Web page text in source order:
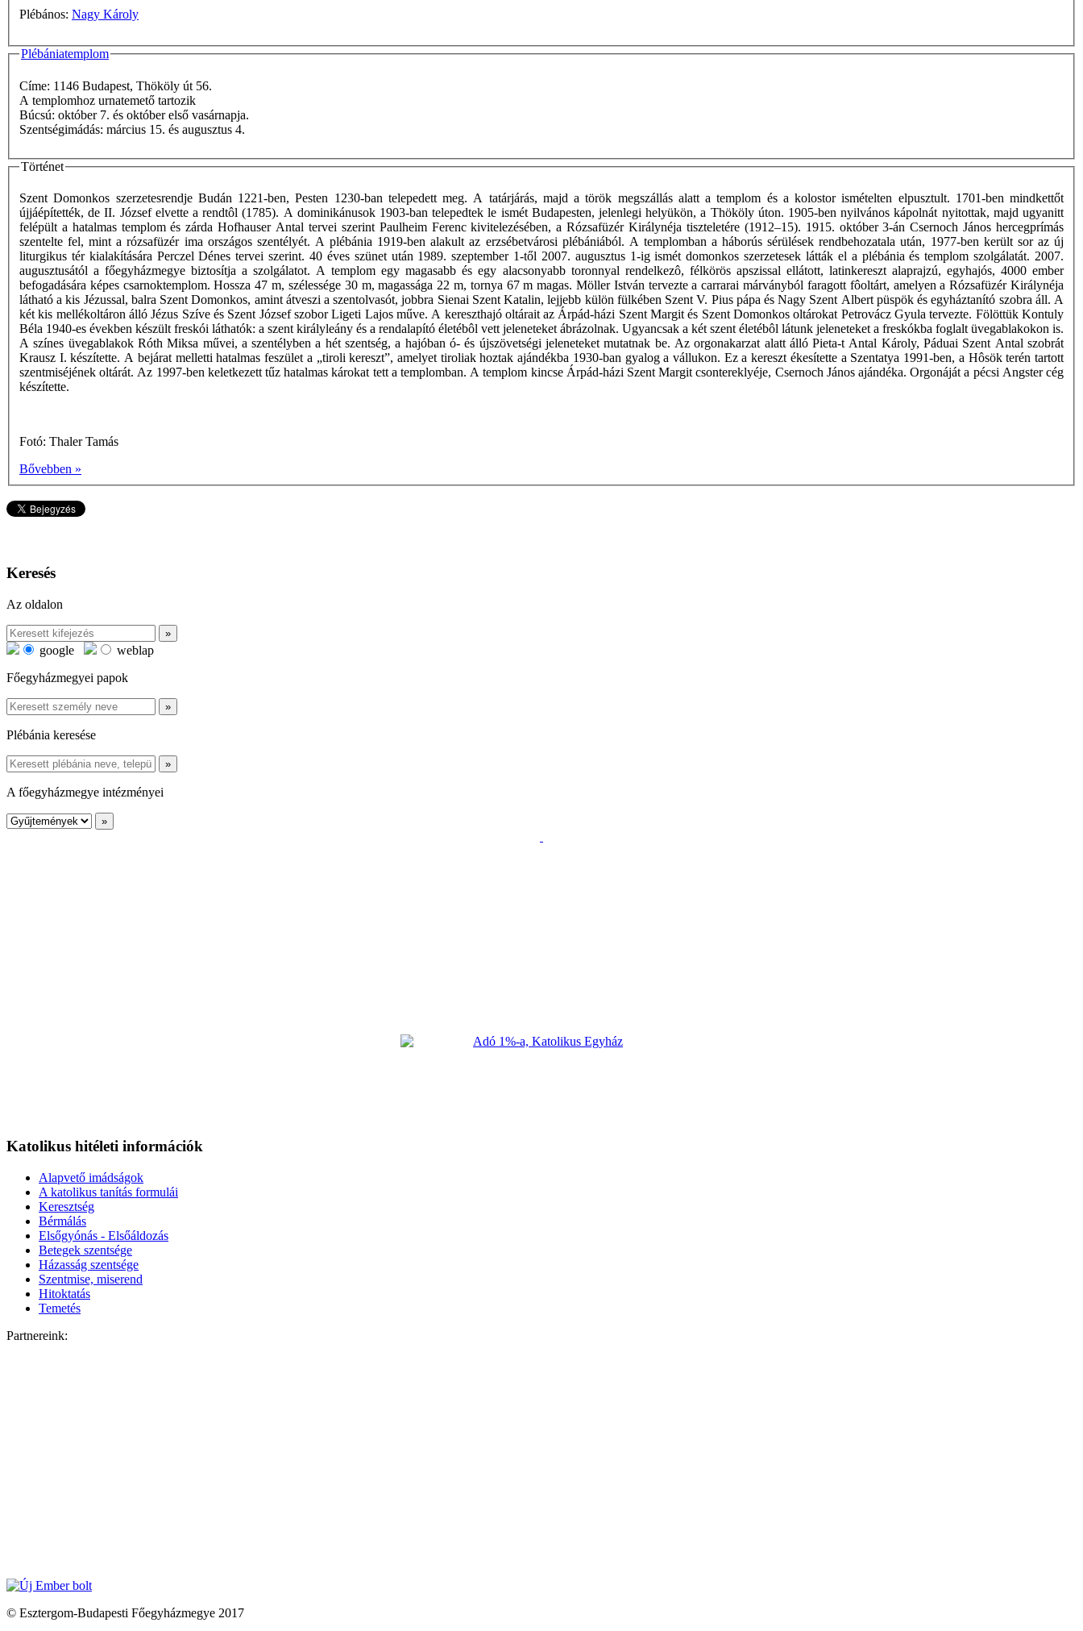
Plébános: Nagy Károly
Plébániatemplom
Címe: 1146 Budapest, Thököly út 56.
A templomhoz urnatemető tartozik
Búcsú: október 7. és október első vasárnapja.
Szentségimádás: március 15. és augusztus 4.
Történet
Szent Domonkos szerzetesrendje Budán 1221-ben, Pesten 1230-ban telepedett meg. A tatárjárás, majd a török megszállás alatt a templom és a kolostor ismételten elpusztult. 1701-ben mindkettőt
újjáépítették, de II. József elvette a rendtôl (1785). A dominikánusok 1903-ban telepedtek le ismét Budapesten, jelenlegi helyükön, a Thököly úton. 1905-ben nyilvános kápolnát nyitottak, majd ugyanitt
felépült a hatalmas templom és zárda Hofhauser Antal tervei szerint Paulheim Ferenc kivitelezésében, a Rózsafüzér Királynéja tiszteletére (1912–15). 1915. október 3-án Csernoch János hercegprímás
szentelte fel, mint a rózsafüzér ima országos szentélyét. A plébánia 1919-ben alakult az erzsébetvárosi plébániából. A templomban a háborús sérülések rendbehozatala után, 1977-ben került sor az új
liturgikus tér kialakítására Perczel Dénes tervei szerint. 40 éves szünet után 1989. szeptember 1-től 2007. augusztus 1-ig ismét domonkos szerzetesek látták el a plébánia és templom szolgálatát. 2007.
augusztusától a főegyházmegye biztosítja a szolgálatot. A templom egy magasabb és egy alacsonyabb toronnyal rendelkezô, félkörös apszissal ellátott, latinkereszt alaprajzú, egyhajós, 4000 ember
befogadására képes csarnoktemplom. Hossza 47 m, szélessége 30 m, magassága 22 m, tornya 67 m magas. Möller István tervezte a carrarai márványból faragott fôoltárt, amelyen a Rózsafüzér Királynéja
látható a kis Jézussal, balra Szent Domonkos, amint átveszi a szentolvasót, jobbra Sienai Szent Katalin, lejjebb külön fülkében Szent V. Pius pápa és Nagy Szent Albert püspök és egyháztanító szobra áll. A
két kis mellékoltáron álló Jézus Szíve és Szent József szobor Ligeti Lajos műve. A kereszthajó oltárait az Árpád-házi Szent Margit és Szent Domonkos oltárokat Petrovácz Gyula tervezte. Fölöttük Kontuly
Béla 1940-es években készült freskói láthatók: a szent királyleány és a rendalapító életébôl vett jeleneteket ábrázolnak. Ugyancsak a két szent életébôl látunk jeleneteket a freskókba foglalt üvegablakokon is.
A színes üvegablakok Róth Miksa művei, a szentélyben a hét szentség, a hajóban ó- és újszövetségi jeleneteket mutatnak be. Az orgonakarzat alatt álló Pieta-t Antal Károly, Páduai Szent Antal szobrát
Krausz I. készítette. A bejárat melletti hatalmas feszület a „tiroli kereszt”, amelyet tiroliak hoztak ajándékba 1930-ban gyalog a vállukon. Ez a kereszt ékesítette a Szentatya 1991-ben, a Hôsök terén tartott
szentmiséjének oltárát. Az 1997-ben keletkezett tűz hatalmas károkat tett a templomban. A templom kincse Árpád-házi Szent Margit csontereklyéje, Csernoch János ajándéka. Orgonáját a pécsi Angster cég
készítette.
Fotó: Thaler Tamás
Bővebben »
Keresés
Az oldalon
google
weblap
Főegyházmegyei papok
Plébánia keresése
A főegyházmegye intézményei
Katolikus hitéleti információk
Alapvető imádságok
A katolikus tanítás formulái
Keresztség
Bérmálás
Elsőgyónás - Elsőáldozás
Betegek szentsége
Házasság szentsége
Szentmise, miserend
Hitoktatás
Temetés
Partnereink:
© Esztergom-Budapesti Főegyházmegye 2017